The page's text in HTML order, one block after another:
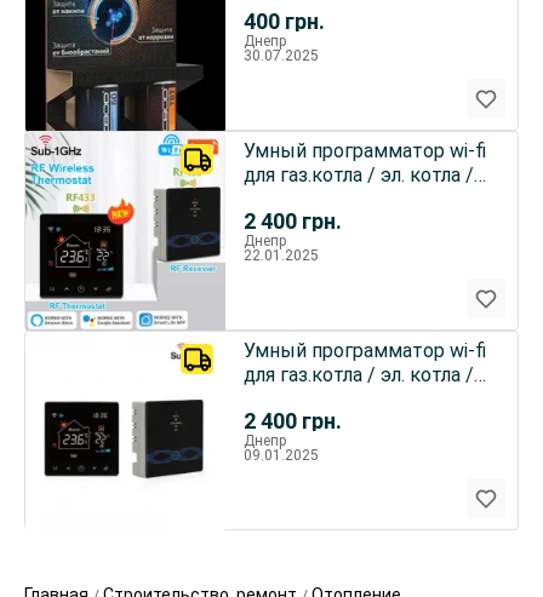
400 грн.
Днепр
30.07.2025
2 400 грн.
Умный программатор wi-fi
для газ.котла / эл. котла /
Днепр
22.01.2025
2 400 грн.
Умный программатор wi-fi
для газ.котла / эл. котла /
Днепр
09.01.2025